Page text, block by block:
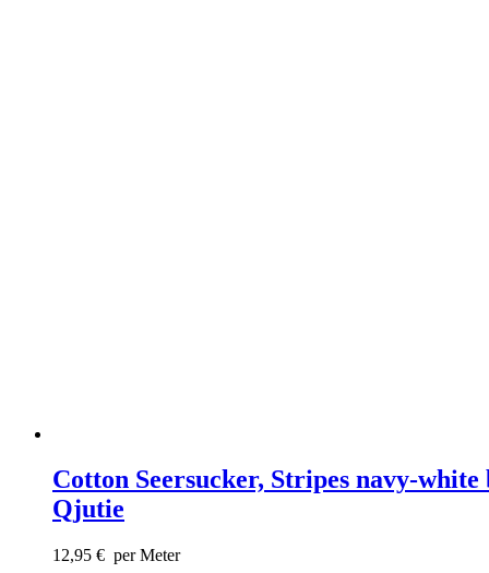
Cotton Seersucker, Stripes navy-white
Qjutie
12,95 € per Meter